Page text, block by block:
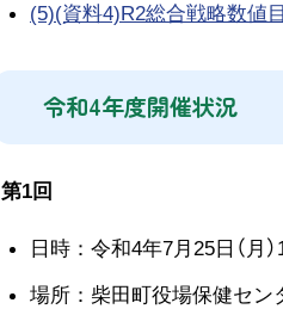
(5)(資料4)R2総合戦略数値
令和4年度開催状況
第1回
日時：令和4年7月25日（月
場所：柴田町役場保健セ